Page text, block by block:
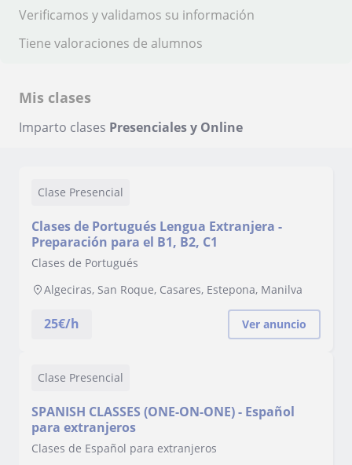
Verificamos y validamos su información
Tiene valoraciones de alumnos
Mis clases
Imparto clases Presenciales y Online
Clase Presencial
Clases de Portugués Lengua Extranjera -
Preparación para el B1, B2, C1
Clases de Portugués
Algeciras, San Roque, Casares, Estepona, Manilva
25€/h Ver anuncio
Clase Presencial
SPANISH CLASSES (ONE-ON-ONE) - Español
para extranjeros
Clases de Español para extranjeros